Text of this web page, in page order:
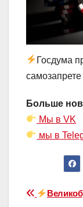
Госдума
Больше
Мы в VK
мы в